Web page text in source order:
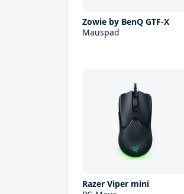
Zowie by BenQ GTF-X
Mauspad
Razer Viper mini